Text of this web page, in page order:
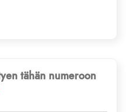
tähän numeroon